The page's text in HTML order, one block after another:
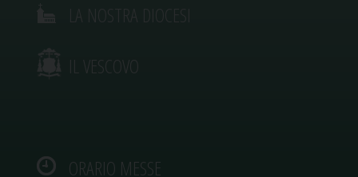
IL VESCOVO
ORARIO MESSE